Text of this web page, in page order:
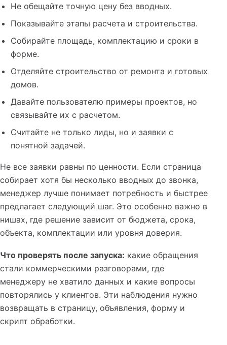
Не обещайте точную цену без вводных.
Показывайте этапы расчета и строительства.
Собирайте площадь, комплектацию и сроки в
форме.
Отделяйте строительство от ремонта и готовых
домов.
Давайте пользователю примеры проектов, но
связывайте их с расчетом.
Считайте не только лиды, но и заявки с
понятной задачей.
Не все заявки равны по ценности. Если страница
собирает хотя бы несколько вводных до звонка,
менеджер лучше понимает потребность и быстрее
предлагает следующий шаг. Это особенно важно в
нишах, где решение зависит от бюджета, срока,
объекта, комплектации или уровня доверия.
Что проверять после запуска: какие обращения
стали коммерческими разговорами, где
менеджеру не хватило данных и какие вопросы
повторялись у клиентов. Эти наблюдения нужно
возвращать в страницу, объявления, форму и
скрипт обработки.